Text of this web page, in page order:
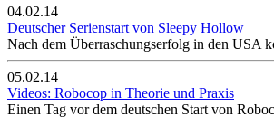
04.02.14
Deutscher Serienstart von Sleepy Hollow
Nach dem Überraschungserfolg in den USA
05.02.14
Videos: Robocop in Theorie und Praxis
Einen Tag vor dem deutschen Start von